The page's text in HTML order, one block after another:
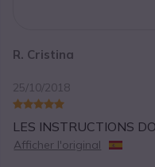
R. Cristina
25/10/2018
LES INSTRUCTIONS
Afficher l'original